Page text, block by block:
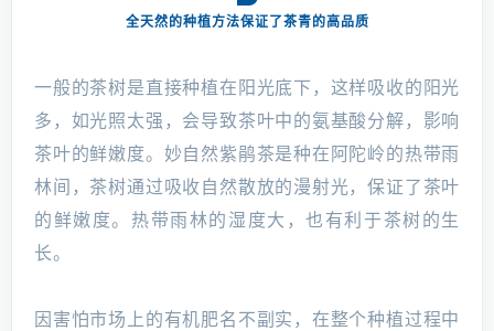
全天然的种植方法保证了茶青的高品质
一般的茶树是直接种植在阳光底下，这样吸收的阳光
多，如光照太强，会导致茶叶中的氨基酸分解，影响
茶叶的鲜嫩度。妙自然紫鹃茶是种在阿陀岭的热带雨
林间，茶树通过吸收自然散放的漫射光，保证了茶叶
的鲜嫩度。热带雨林的湿度大，也有利于茶树的生
长。
因害怕市场上的有机肥名不副实，在整个种植过程中